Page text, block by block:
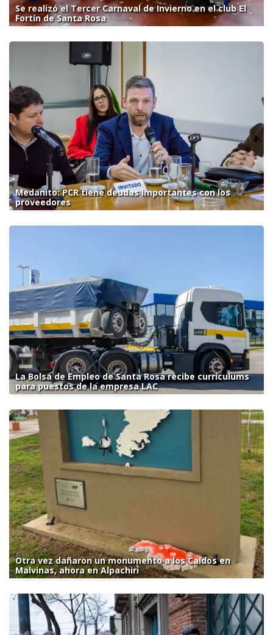
Se realizó el Tercer Carnaval de Invierno en el club El
Fortín de Santa Rosa
Medanito: PCR tiene deudas importantes con los
proveedores
La Bolsa de Empleo de Santa Rosa recibe currículums
para puestos de la empresa LAC
Otra vez dañaron un monumento a los Caídos en
Malvinas, ahora en Alpachiri